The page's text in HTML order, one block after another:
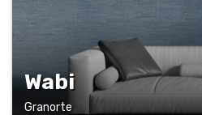
Wabi
Granorte